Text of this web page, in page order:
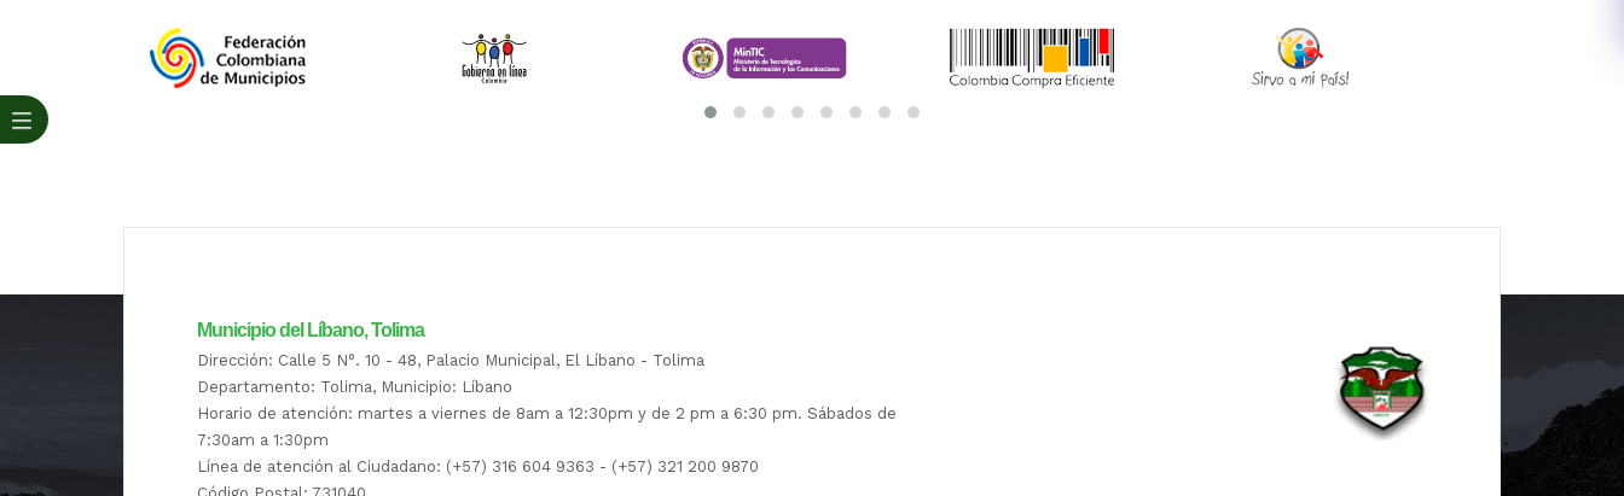
Municipio del Líbano, Tolima
Dirección: Calle 5 N°. 10 - 48, Palacio Municipal, El Líbano - Tolima
Departamento: Tolima, Municipio: Líbano
Horario de atención: martes a viernes de 8am a 12:30pm y de 2 pm a 6:30 pm. Sábados de
7:30am a 1:30pm
Línea de atención al Ciudadano: (+57) 316 604 9363 - (+57) 321 200 9870